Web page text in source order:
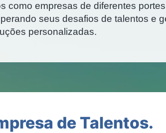
como empresas de diferentes
seus desafios de talentos e
personalizadas.
de Talentos.